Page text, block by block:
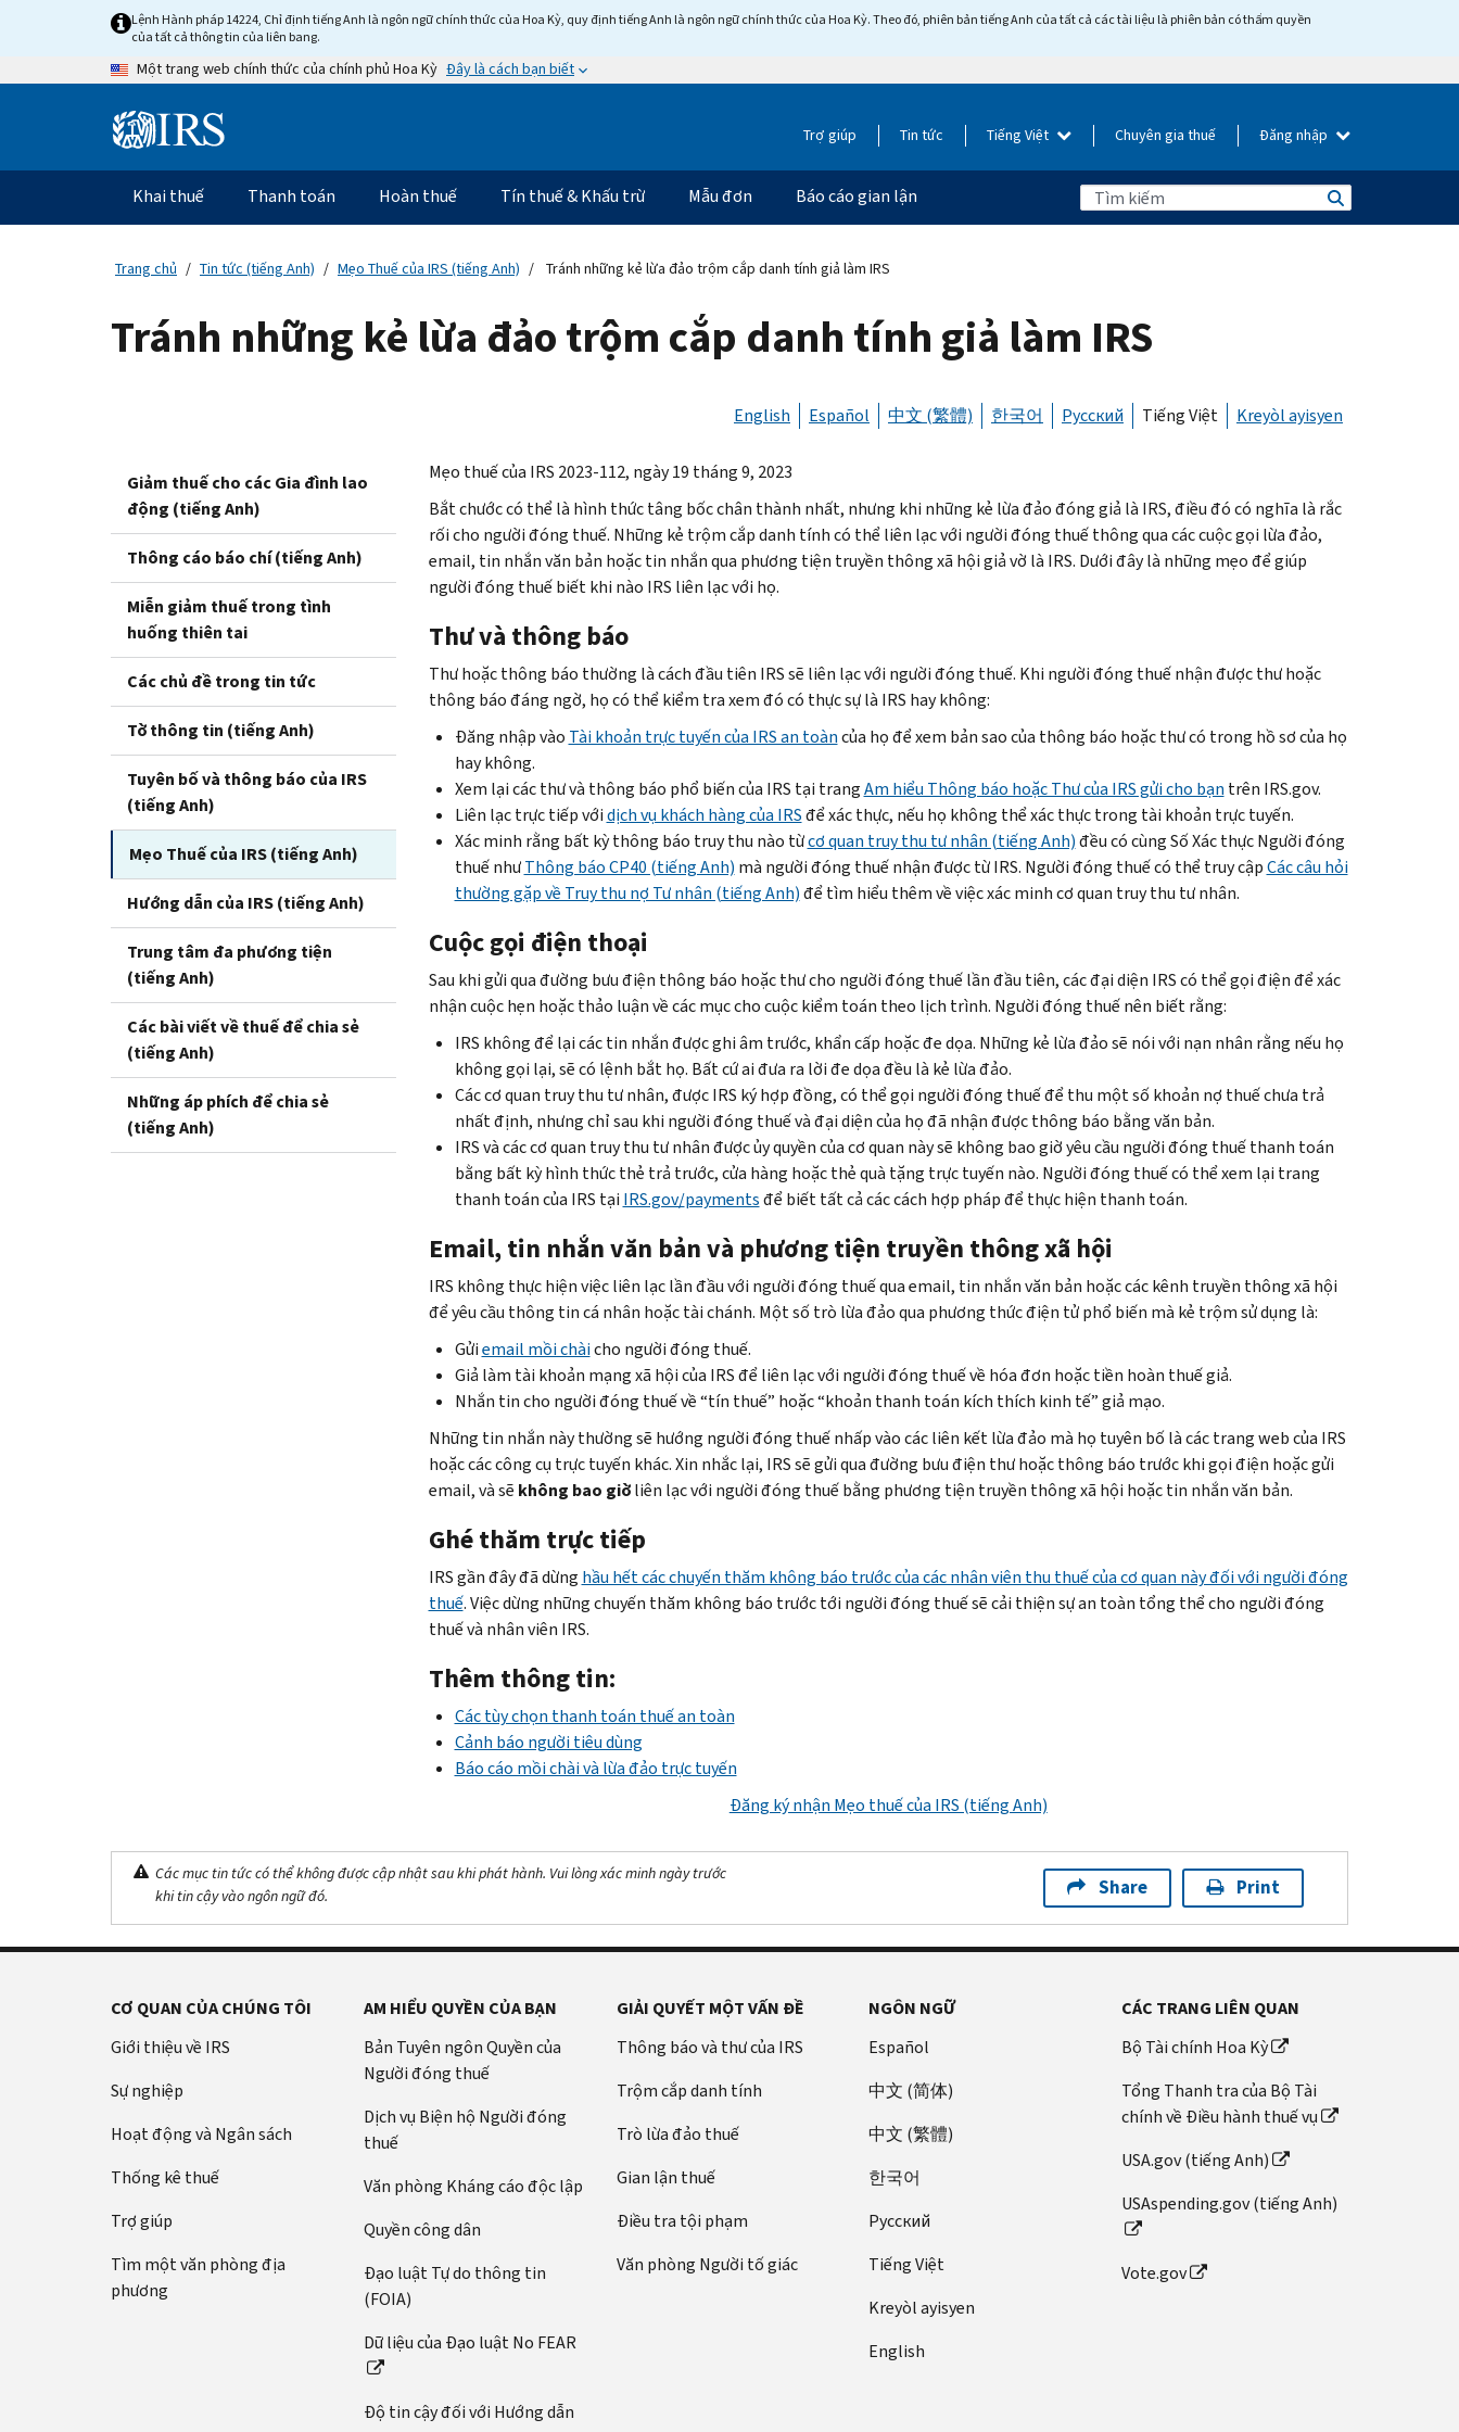
content
Lệnh Hành pháp 14224, Chỉ định tiếng Anh là ngôn ngữ chính thức của Hoa Kỳ, quy định tiếng Anh là ngôn ngữ chính thức của Hoa Kỳ. Theo đó, phiên bản tiếng Anh của tất cả các tài liệu là phiên bản có thẩm quyền
của tất cả thông tin của liên bang.
Một trang web chính thức của chính phủ Hoa Kỳ Đây là cách bạn biết
Information Trợ giúp Tin tức Tiếng Việt Chuyên gia thuế Đăng nhập
Điều
hướng
chính
Khai thuế Thanh toán Hoàn thuế Tín thuế & Khấu trừ Mẫu đơn Báo cáo gian lận
Trang chủ Tin tức (tiếng Anh) Mẹo Thuế của IRS (tiếng Anh) Tránh những kẻ lừa đảo trộm cắp danh tính giả làm IRS
Tránh những kẻ lừa đảo trộm cắp danh tính giả làm IRS
English Español 中文 (繁體) 한국어 Русский Tiếng Việt Kreyòl ayisyen
Giảm thuế cho các Gia đình lao
động (tiếng Anh)
Thông cáo báo chí (tiếng Anh)
Miễn giảm thuế trong tình
huống thiên tai
Các chủ đề trong tin tức
Tờ thông tin (tiếng Anh)
Tuyên bố và thông báo của IRS
(tiếng Anh)
Mẹo Thuế của IRS (tiếng Anh)
Hướng dẫn của IRS (tiếng Anh)
Trung tâm đa phương tiện
(tiếng Anh)
Các bài viết về thuế để chia sẻ
(tiếng Anh)
Những áp phích để chia sẻ
(tiếng Anh)
Mẹo thuế của IRS 2023-112, ngày 19 tháng 9, 2023
Bắt chước có thể là hình thức tâng bốc chân thành nhất, nhưng khi những kẻ lừa đảo đóng giả là IRS, điều đó có nghĩa là rắc
rối cho người đóng thuế. Những kẻ trộm cắp danh tính có thể liên lạc với người đóng thuế thông qua các cuộc gọi lừa đảo,
email, tin nhắn văn bản hoặc tin nhắn qua phương tiện truyền thông xã hội giả vờ là IRS. Dưới đây là những mẹo để giúp
người đóng thuế biết khi nào IRS liên lạc với họ.
Thư và thông báo
Thư hoặc thông báo thường là cách đầu tiên IRS sẽ liên lạc với người đóng thuế. Khi người đóng thuế nhận được thư hoặc
thông báo đáng ngờ, họ có thể kiểm tra xem đó có thực sự là IRS hay không:
Đăng nhập vào Tài khoản trực tuyến của IRS an toàncủa họ để xem bản sao của thông báo hoặc thư có trong hồ sơ của họ
hay không.
Xem lại các thư và thông báo phổ biến của IRS tại trangAm hiểu Thông báo hoặc Thư của IRS gửi cho bạn trên IRS.gov.
Liên lạc trực tiếp vớidịch vụ khách hàng của IRSđể xác thực, nếu họ không thể xác thực trong tài khoản trực tuyến.
Xác minh rằng bất kỳ thông báo truy thu nào từcơ quan truy thu tư nhân (tiếng Anh)đều có cùng Số Xác thực Người đóng
thuế nhưThông báo CP40 (tiếng Anh) mà người đóng thuế nhận được từ IRS. Người đóng thuế có thể truy cậpCác câu hỏi
thường gặp về Truy thu nợ Tư nhân (tiếng Anh)để tìm hiểu thêm về việc xác minh cơ quan truy thu tư nhân.
Cuộc gọi điện thoại
Sau khi gửi qua đường bưu điện thông báo hoặc thư cho người đóng thuế lần đầu tiên, các đại diện IRS có thể gọi điện để xác
nhận cuộc hẹn hoặc thảo luận về các mục cho cuộc kiểm toán theo lịch trình. Người đóng thuế nên biết rằng:
IRS không để lại các tin nhắn được ghi âm trước, khẩn cấp hoặc đe dọa. Những kẻ lừa đảo sẽ nói với nạn nhân rằng nếu họ
không gọi lại, sẽ có lệnh bắt họ. Bất cứ ai đưa ra lời đe dọa đều là kẻ lừa đảo.
Các cơ quan truy thu tư nhân, được IRS ký hợp đồng, có thể gọi người đóng thuế để thu một số khoản nợ thuế chưa trả
nhất định, nhưng chỉ sau khi người đóng thuế và đại diện của họ đã nhận được thông báo bằng văn bản.
IRS và các cơ quan truy thu tư nhân được ủy quyền của cơ quan này sẽ không bao giờ yêu cầu người đóng thuế thanh toán
bằng bất kỳ hình thức thẻ trả trước, cửa hàng hoặc thẻ quà tặng trực tuyến nào. Người đóng thuế có thể xem lại trang
thanh toán của IRS tại IRS.gov/paymentsđể biết tất cả các cách hợp pháp để thực hiện thanh toán.
Email, tin nhắn văn bản và phương tiện truyền thông xã hội
IRS không thực hiện việc liên lạc lần đầu với người đóng thuế qua email, tin nhắn văn bản hoặc các kênh truyền thông xã hội
để yêu cầu thông tin cá nhân hoặc tài chánh. Một số trò lừa đảo qua phương thức điện tử phổ biến mà kẻ trộm sử dụng là:
Gửiemail mồi chàicho người đóng thuế.
Giả làm tài khoản mạng xã hội của IRS để liên lạc với người đóng thuế về hóa đơn hoặc tiền hoàn thuế giả.
Nhắn tin cho người đóng thuế về “tín thuế” hoặc “khoản thanh toán kích thích kinh tế” giả mạo.
Những tin nhắn này thường sẽ hướng người đóng thuế nhấp vào các liên kết lừa đảo mà họ tuyên bố là các trang web của IRS
hoặc các công cụ trực tuyến khác. Xin nhắc lại, IRS sẽ gửi qua đường bưu điện thư hoặc thông báo trước khi gọi điện hoặc gửi
email, và sẽ không bao giờliên lạc với người đóng thuế bằng phương tiện truyền thông xã hội hoặc tin nhắn văn bản.
Ghé thăm trực tiếp
IRS gần đây đã dừng hầu hết các chuyến thăm không báo trước của các nhân viên thu thuế của cơ quan này đối với người đóng
thuế. Việc dừng những chuyến thăm không báo trước tới người đóng thuế sẽ cải thiện sự an toàn tổng thể cho người đóng
thuế và nhân viên IRS.
Thêm thông tin:
Các tùy chọn thanh toán thuế an toàn
Cảnh báo người tiêu dùng
Báo cáo mồi chài và lừa đảo trực tuyến
Đăng ký nhận Mẹo thuế của IRS (tiếng Anh)
Các mục tin tức có thể không được cập nhật sau khi phát hành. Vui lòng xác minh ngày trước
khi tin cậy vào ngôn ngữ đó.
Share Print
CƠ QUAN CỦA CHÚNG TÔI
Giới thiệu về IRS
Sự nghiệp
Hoạt động và Ngân sách
Thống kê thuế
Trợ giúp
Tìm một văn phòng địa
phương
AM HIỂU QUYỀN CỦA BẠN
Bản Tuyên ngôn Quyền của
Người đóng thuế
Dịch vụ Biện hộ Người đóng
thuế
Văn phòng Kháng cáo độc lập
Quyền công dân
Đạo luật Tự do thông tin
(FOIA)
Dữ liệu của Đạo luật No FEAR
Độ tin cậy đối với Hướng dẫn
GIẢI QUYẾT MỘT VẤN ĐỀ
Thông báo và thư của IRS
Trộm cắp danh tính
Trò lừa đảo thuế
Gian lận thuế
Điều tra tội phạm
Văn phòng Người tố giác
NGÔN NGỮ
Español
中文 (简体)
中文 (繁體)
한국어
Pусский
Tiếng Việt
Kreyòl ayisyen
English
CÁC TRANG LIÊN QUAN
Bộ Tài chính Hoa Kỳ
Tổng Thanh tra của Bộ Tài
chính về Điều hành thuế vụ
USA.gov (tiếng Anh)
USAspending.gov (tiếng Anh)
Vote.gov